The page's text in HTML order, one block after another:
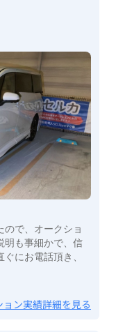
で、オークショ
明も事細かで、信
にお電話頂き、
ョン実績詳細を見る